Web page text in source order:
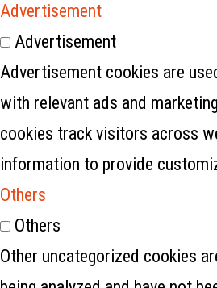
Advertisement
Advertisement
Advertisement cookies are
with relevant ads and
cookies track visitors across
information to provide
Others
Others
Other uncategorized cookies